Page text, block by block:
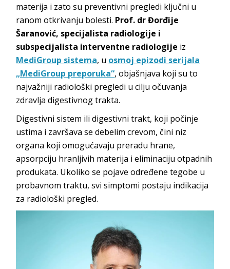
materija i zato su preventivni pregledi ključni u
ranom otkrivanju bolesti. Prof. dr Đorđije
Šaranović, specijalista radiologije i
subspecijalista interventne radiologije iz
MediGroup sistema, u osmoj epizodi serijala
„MediGroup preporuka“, objašnjava koji su to
najvažniji radiološki pregledi u cilju očuvanja
zdravlja digestivnog trakta.
Digestivni sistem ili digestivni trakt, koji počinje
ustima i završava se debelim crevom, čini niz
organa koji omogućavaju preradu hrane,
apsorpciju hranljivih materija i eliminaciju otpadnih
produkata. Ukoliko se pojave određene tegobe u
probavnom traktu, svi simptomi postaju indikacija
za radiološki pregled.